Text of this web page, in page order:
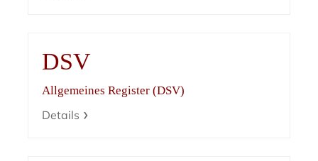
DSV
Allgemeines Register (DSV)
Details